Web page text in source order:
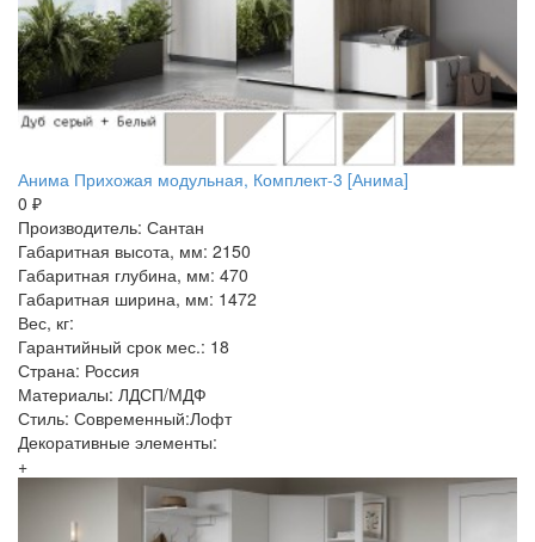
Анима Прихожая модульная, Комплект-3 [Анима]
0 ₽
Производитель: Сантан
Габаритная высота, мм: 2150
Габаритная глубина, мм: 470
Габаритная ширина, мм: 1472
Вес, кг:
Гарантийный срок мес.: 18
Страна: Россия
Материалы: ЛДСП/МДФ
Стиль: Современный:Лофт
Декоративные элементы:
+